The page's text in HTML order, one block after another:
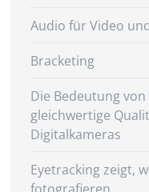
Audio für Video
Bracketing
Die Bedeutung
gleichwertige
Digitalkameras
Eyetracking zeigt,